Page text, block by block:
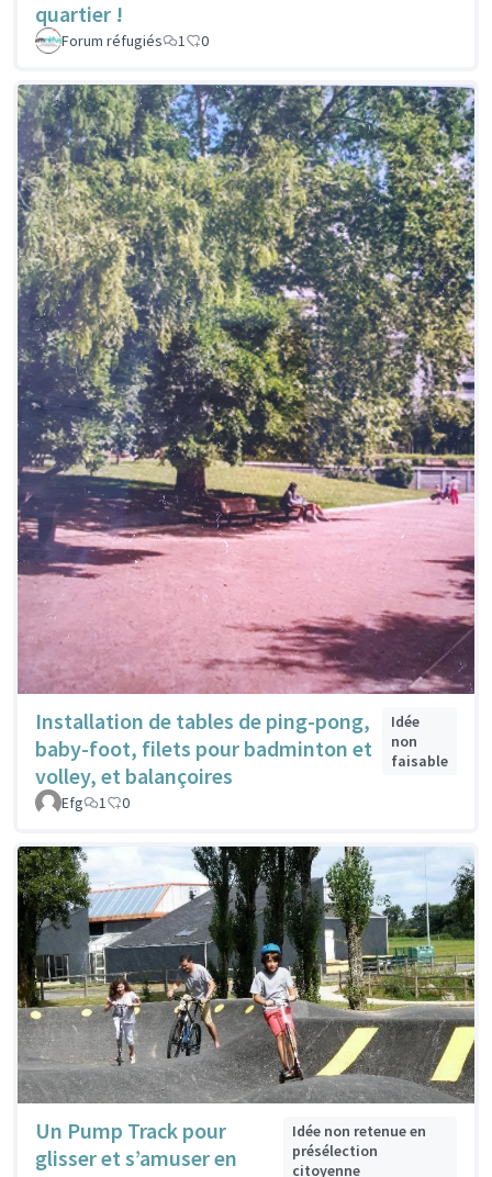
quartier !
Forum réfugiés 1 0
Installation de tables de ping-pong,
baby-foot, filets pour badminton et
volley, et balançoires
Idée
non
faisable
Efg 1 0
Un Pump Track pour
glisser et s’amuser en
Idée non retenue en
présélection
citoyenne